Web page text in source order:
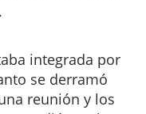
integrada por
se derramó
reunión y los